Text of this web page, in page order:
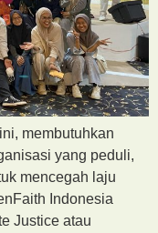
membutuhkan
yang peduli,
mencegah laju
Indonesia
Justice atau